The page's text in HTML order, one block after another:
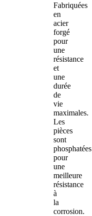
Fabriquées
en
acier
forgé
pour
une
résistance
et
une
durée
de
vie
maximales.
Les
pièces
sont
phosphatées
pour
une
meilleure
résistance
à
la
corrosion.